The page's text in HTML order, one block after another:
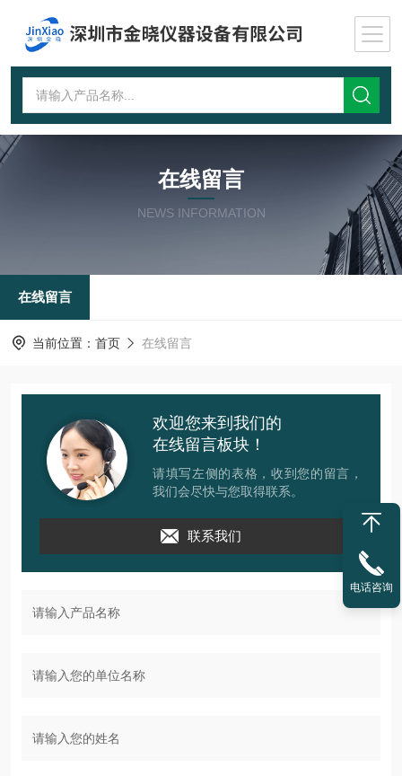
在线留言
NEWS INFORMATION
在线留言
当前位置： 首页 在线留言
欢迎您来到我们的
在线留言板块！
请填写左侧的表格，收到您的留言，
我们会尽快与您取得联系。
联系我们
电话咨询